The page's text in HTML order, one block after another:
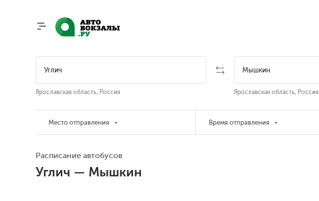
Ярославская область, Россия Ярославская область, Россия
Место отправления Время отправления
Расписание автобусов
Углич — Мышкин